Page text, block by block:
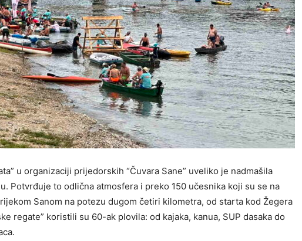
u organizaciji prijedorskih “Čuvara Sane” uveliko je nadmašila
Potvrđuje to odlična atmosfera i preko 150 učesnika koji su se na
Sanom na potezu dugom četiri kilometra, od starta kod Žegera
regate” koristili su 60-ak plovila: od kajaka, kanua, SUP dasaka do